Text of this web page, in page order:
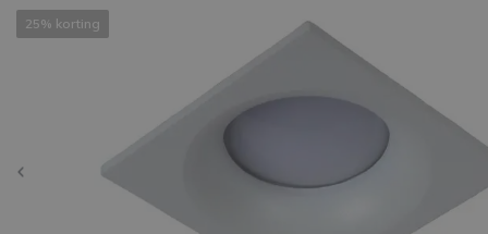
25% korting